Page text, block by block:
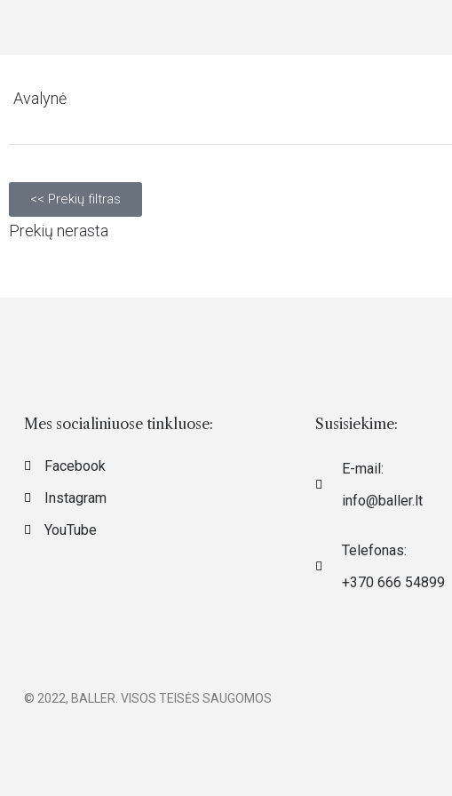
Avalynė
<< Prekių filtras
Prekių nerasta
Mes socialiniuose tinkluose:
Facebook
Instagram
YouTube
Susisiekime:
E-mail:
info@baller.lt
Telefonas:
+370 666 54899
© 2022, BALLER. VISOS TEISĖS SAUGOMOS